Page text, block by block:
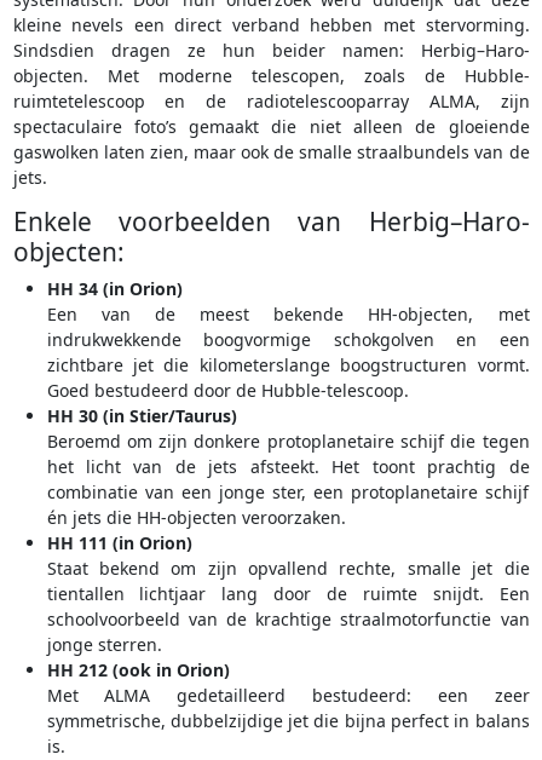
kleine nevels een direct verband hebben met stervorming.
Sindsdien dragen ze hun beider namen: Herbig–Haro-
objecten. Met moderne telescopen, zoals de Hubble-
ruimtetelescoop en de radiotelescooparray ALMA, zijn
spectaculaire foto’s gemaakt die niet alleen de gloeiende
gaswolken laten zien, maar ook de smalle straalbundels van de
jets.
Enkele voorbeelden van Herbig–Haro-
objecten:
HH 34 (in Orion)
Een van de meest bekende HH-objecten, met
indrukwekkende boogvormige schokgolven en een
zichtbare jet die kilometerslange boogstructuren vormt.
Goed bestudeerd door de Hubble-telescoop.
HH 30 (in Stier/Taurus)
Beroemd om zijn donkere protoplanetaire schijf die tegen
het licht van de jets afsteekt. Het toont prachtig de
combinatie van een jonge ster, een protoplanetaire schijf
én jets die HH-objecten veroorzaken.
HH 111 (in Orion)
Staat bekend om zijn opvallend rechte, smalle jet die
tientallen lichtjaar lang door de ruimte snijdt. Een
schoolvoorbeeld van de krachtige straalmotorfunctie van
jonge sterren.
HH 212 (ook in Orion)
Met ALMA gedetailleerd bestudeerd: een zeer
symmetrische, dubbelzijdige jet die bijna perfect in balans
is.